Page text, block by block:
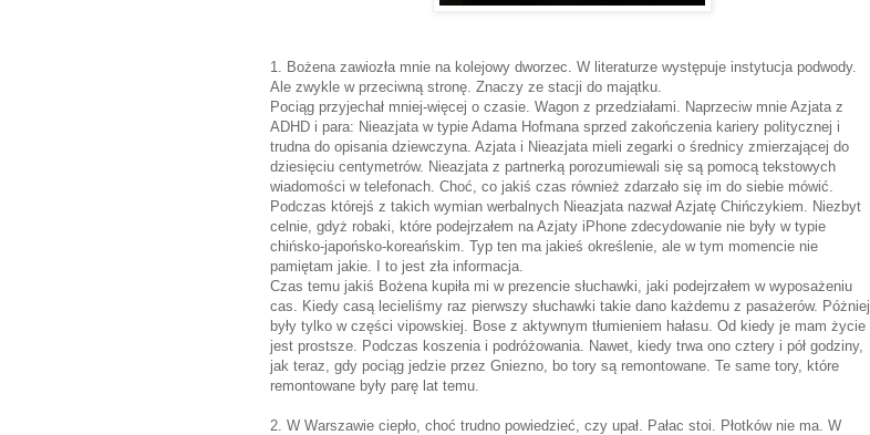
1. Bożena zawiozła mnie na kolejowy dworzec. W literaturze występuje instytucja podwody.
Ale zwykle w przeciwną stronę. Znaczy ze stacji do majątku.
Pociąg przyjechał mniej-więcej o czasie. Wagon z przedziałami. Naprzeciw mnie Azjata z
ADHD i para: Nieazjata w typie Adama Hofmana sprzed zakończenia kariery politycznej i
trudna do opisania dziewczyna. Azjata i Nieazjata mieli zegarki o średnicy zmierzającej do
dziesięciu centymetrów. Nieazjata z partnerką porozumiewali się są pomocą tekstowych
wiadomości w telefonach. Choć, co jakiś czas również zdarzało się im do siebie mówić.
Podczas którejś z takich wymian werbalnych Nieazjata nazwał Azjatę Chińczykiem. Niezbyt
celnie, gdyż robaki, które podejrzałem na Azjaty iPhone zdecydowanie nie były w typie
chińsko-japońsko-koreańskim. Typ ten ma jakieś określenie, ale w tym momencie nie
pamiętam jakie. I to jest zła informacja.
Czas temu jakiś Bożena kupiła mi w prezencie słuchawki, jaki podejrzałem w wyposażeniu
cas. Kiedy casą lecieliśmy raz pierwszy słuchawki takie dano każdemu z pasażerów. Póżniej
były tylko w części vipowskiej. Bose z aktywnym tłumieniem hałasu. Od kiedy je mam życie
jest prostsze. Podczas koszenia i podróżowania. Nawet, kiedy trwa ono cztery i pół godziny,
jak teraz, gdy pociąg jedzie przez Gniezno, bo tory są remontowane. Te same tory, które
remontowane były parę lat temu.
2. W Warszawie ciepło, choć trudno powiedzieć, czy upał. Pałac stoi. Płotków nie ma. W